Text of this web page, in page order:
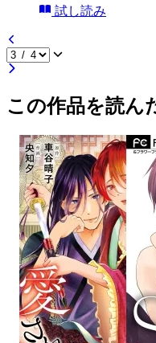
試し読み
この作品を読ん